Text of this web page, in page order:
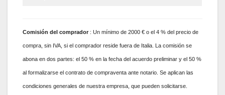
Comisión del comprador : Un mínimo de 2000 € o el 4 % del precio de
compra, sin IVA, si el comprador reside fuera de Italia. La comisión se
abona en dos partes: el 50 % en la fecha del acuerdo preliminar y el 50 %
al formalizarse el contrato de compraventa ante notario. Se aplican las
condiciones generales de nuestra empresa, que pueden solicitarse.